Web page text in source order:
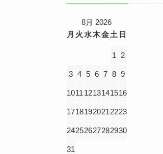
8月 2026
月 火 水木金土 日
1 2
3 4 5 6 7 8 9
1011 1213141516
17181920212223
24252627282930
31